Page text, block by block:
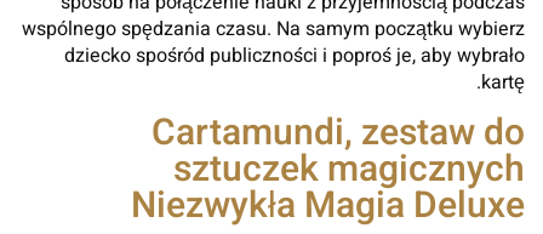
wspólnego spędzania czasu. Na samym początku wybierz
dziecko spośród publiczności i poproś je, aby wybrało
kartę.
Cartamundi, zestaw do
sztuczek magicznych
Niezwykła Magia Deluxe